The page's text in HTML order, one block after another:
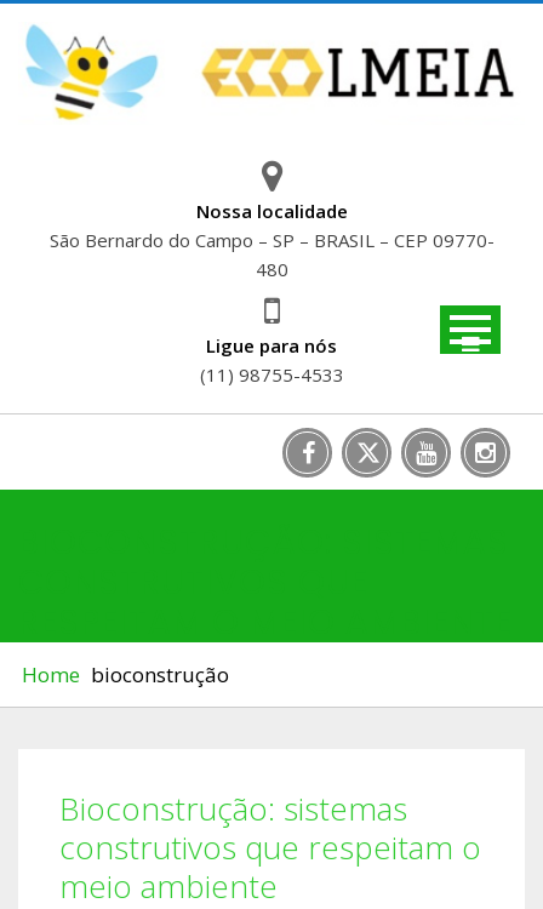
content
Nossa localidade
São Bernardo do Campo – SP – BRASIL – CEP 09770-
480
Ligue para nós
(11) 98755-4533
Home bioconstrução
Bioconstrução: sistemas
construtivos que respeitam o
meio ambiente